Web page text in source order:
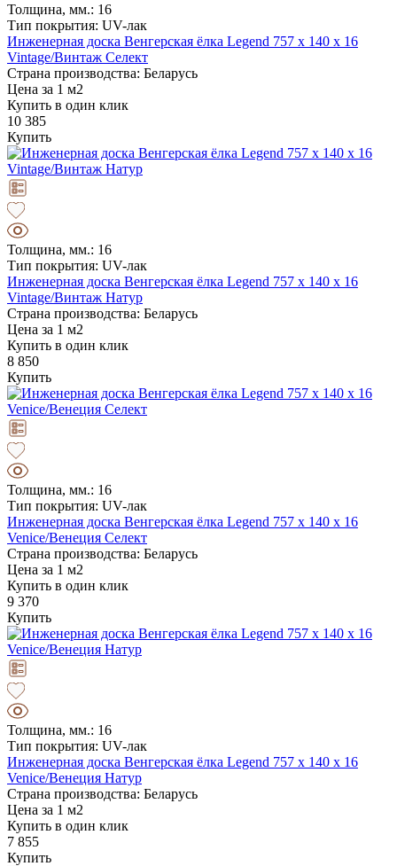
Толщина, мм.: 16
Тип покрытия: UV-лак
Инженерная доска Венгерская ёлка Legend 757 х 140 х 16
Vintage/Винтаж Селект
Страна производства: Беларусь
Цена за 1 м2
Купить в один клик
10 385
Купить
Толщина, мм.: 16
Тип покрытия: UV-лак
Инженерная доска Венгерская ёлка Legend 757 х 140 х 16
Vintage/Винтаж Натур
Страна производства: Беларусь
Цена за 1 м2
Купить в один клик
8 850
Купить
Толщина, мм.: 16
Тип покрытия: UV-лак
Инженерная доска Венгерская ёлка Legend 757 х 140 х 16
Venice/Венеция Селект
Страна производства: Беларусь
Цена за 1 м2
Купить в один клик
9 370
Купить
Толщина, мм.: 16
Тип покрытия: UV-лак
Инженерная доска Венгерская ёлка Legend 757 х 140 х 16
Venice/Венеция Натур
Страна производства: Беларусь
Цена за 1 м2
Купить в один клик
7 855
Купить